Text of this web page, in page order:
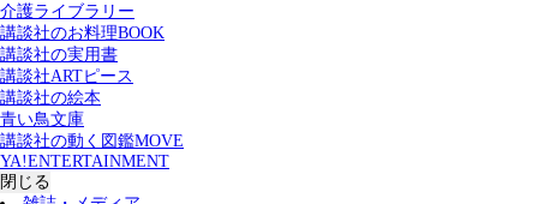
介護ライブラリー
講談社のお料理BOOK
講談社の実用書
講談社ARTピース
講談社の絵本
青い鳥文庫
講談社の動く図鑑MOVE
YA!ENTERTAINMENT
閉じる